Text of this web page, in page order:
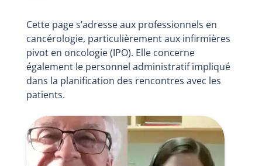
Cette page s’adresse aux professionnels en
cancérologie, particulièrement aux infirmières
pivot en oncologie (IPO). Elle concerne
également le personnel administratif impliqué
dans la planification des rencontres avec les
patients.